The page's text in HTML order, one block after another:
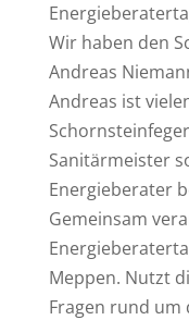
Wir haben den
Andreas
Andreas ist
Sanitärmeister
Energieberater
Gemeinsam
Meppen. Nutzt
Fragen rund um